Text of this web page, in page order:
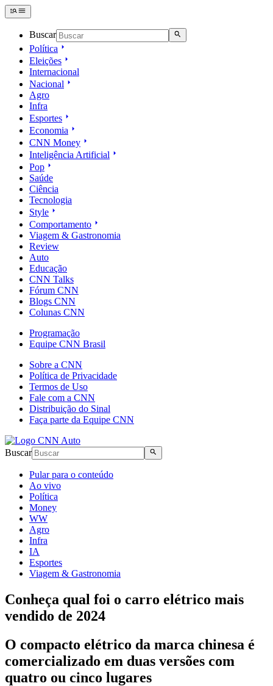
Buscar
Política
Eleições
Internacional
Nacional
Agro
Infra
Esportes
Economia
CNN Money
Inteligência Artificial
Pop
Saúde
Ciência
Tecnologia
Style
Comportamento
Viagem & Gastronomia
Review
Auto
Educação
CNN Talks
Fórum CNN
Blogs CNN
Colunas CNN
Programação
Equipe CNN Brasil
Sobre a CNN
Política de Privacidade
Termos de Uso
Fale com a CNN
Distribuição do Sinal
Faça parte da Equipe CNN
Buscar
Pular para o conteúdo
Ao vivo
Política
Money
WW
Agro
Infra
IA
Esportes
Viagem & Gastronomia
Conheça qual foi o carro elétrico mais
vendido de 2024
O compacto elétrico da marca chinesa é
comercializado em duas versões com
quatro ou cinco lugares